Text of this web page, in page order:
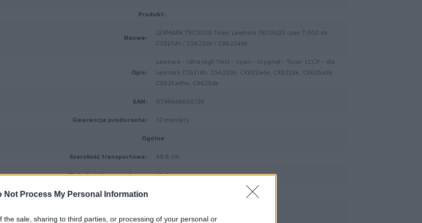
Not Process My Personal Information
the sale, sharing to third parties, or processing of your personal or
Produkt:
Nazwa:
LEXMARK 78C0U20 Toner Lexmark 78C0U20 cyan 7 000 str.
CS521dn / CS622de / CX622ade
Opis:
Lexmark - Ultra High Yield - cyjan - oryginał - Toner LCCP - dla
Lexmark CS521dn, CS622de, CX622ade, CX622de, CX625ade,
CX625adhe, CX625de
EAN: 0734646665124
Gwarancja producenta: 12 miesięcy
Ogólne
Szerokość transportowa: 49.8 cm
Głębokość transportowa: 19.6 cm
Wysokość transportowa: